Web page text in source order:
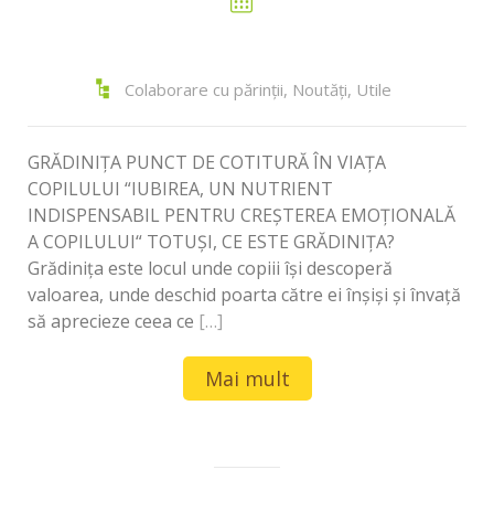
Colaborare cu părinții, Noutăți, Utile
GRĂDINIȚA PUNCT DE COTITURĂ ÎN VIAȚA
COPILULUI “IUBIREA, UN NUTRIENT
INDISPENSABIL PENTRU CREŞTEREA EMOŢIONALĂ
A COPILULUI“ TOTUȘI, CE ESTE GRĂDINIȚA?
Grădiniţa este locul unde copiii își descoperă
valoarea, unde deschid poarta către ei înșiși și învață
să aprecieze ceea ce […]
Mai mult